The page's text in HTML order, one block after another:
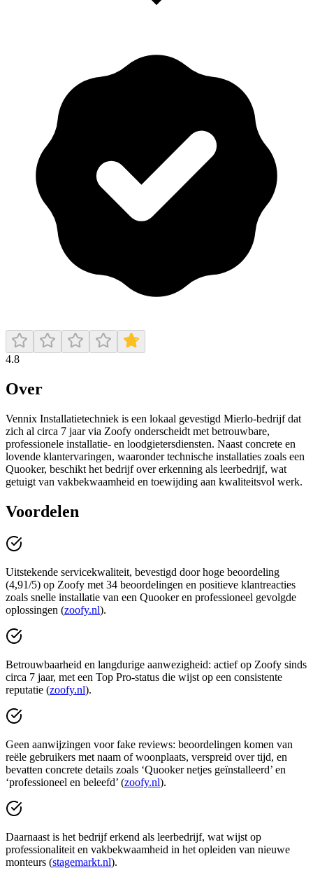
4.8
Over
Vennix Installatietechniek is een lokaal gevestigd Mierlo‑bedrijf dat
zich al circa 7 jaar via Zoofy onderscheidt met betrouwbare,
professionele installatie‑ en loodgietersdiensten. Naast concrete en
lovende klantervaringen, waaronder technische installaties zoals een
Quooker, beschikt het bedrijf over erkenning als leerbedrijf, wat
getuigt van vakbekwaamheid en toewijding aan kwaliteitsvol werk.
Voordelen
Uitstekende servicekwaliteit, bevestigd door hoge beoordeling
(4,91/5) op Zoofy met 34 beoordelingen en positieve klantreacties
zoals snelle installatie van een Quooker en professioneel gevolgde
oplossingen (zoofy.nl).
Betrouwbaarheid en langdurige aanwezigheid: actief op Zoofy sinds
circa 7 jaar, met een Top Pro‑status die wijst op een consistente
reputatie (zoofy.nl).
Geen aanwijzingen voor fake reviews: beoordelingen komen van
reële gebruikers met naam of woonplaats, verspreid over tijd, en
bevatten concrete details zoals ‘Quooker netjes geïnstalleerd’ en
‘professioneel en beleefd’ (zoofy.nl).
Daarnaast is het bedrijf erkend als leerbedrijf, wat wijst op
professionaliteit en vakbekwaamheid in het opleiden van nieuwe
monteurs (stagemarkt.nl).